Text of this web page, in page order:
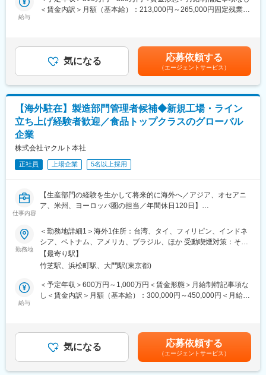
の分野で実用化を目指す技術の開発及び自社製品開発に取り組ん
■MIT発の独自技術を核にした高い技術力：
MITで生まれた「自己組織化ペプチド技術」を基盤とし、他社が簡
単に真似できない医療用バイオマテリアルを保有・独占的に活用
しています。高い生体適合性と安全性が評価されています。
■すでに実用化されているグローバル医療ビジネス：
止血材「ピュアスタット」などは、日本・欧州・米国で承認・販
売実績があり、研究段階に留まらず、世界の医療現場で使われて
いる製品を持つ点が大きな強みです。
現在の主力は外科・内視鏡領域ですが、同じ技術を使って組織再
生医療やドラッグデリバリー（DDS）にも応用可能なため、中長
期での事業拡張余地が大きい企業です。
変更の範囲：会社の定める業務
ない製品です。
■業務の特徴：
基本的にはルート営業がメインです。お客様に対して粘り強く向
の流れを学んでいただいた上で、狙いを持った開拓やシェアの拡
大などに取り組んでいただきます。
青森県「外」の事業所に限り、新規顧客開拓をおこなう場合があ
営業グループは食品・農薬関連、医療関連、研究所関連、化学工
が特徴です。
当社は、1953年に青森県弘前市で設立した化学関連の専門商社で
す。
私たちは、工業薬品や医療機器、研究開発用の試薬や消耗品な
ど、多岐にわたる製品を通じて、社会の「あたりまえ」を支えて
例えば、スマートフォンに使われる半導体の製造に必要な工業薬
品や、水道水を安全に飲めるための薬剤、病院で適切な診断を受
ラを支える各分野のプロフェッショナルであり、私たちもまた高
い専門性を求められます。
新人研修やOJT、社外研修を通じて専門性を高めるサポート体制
が整っており、困ったときには先輩や人事に相談できる環境で
給与
＜賃金内訳＞月額（基本給）：213,000円～265,000円固定残業手
給与補足＞※上記の年収帯は、賞与が満額支給の場合の金額となり
ますが、入社1年目は賞与満額ではございません。■昇給：年1回
（4月）■賞与：年2回（6月・12月）■期末手当：年1回（9
月）・・・業績好調時に限る賃金はあくまでも目安の金額であ
り、選考を通じて上下する可能性があります。月給(月額)は固定手
当を含めた表記です。
気になる 応募依頼する
（エージェントサービス）
【海外駐在】製造部門管理者候補◆新規工場・ライン
立ち上げ経験者歓迎／食品トップクラスのグローバル
企業
株式会社ヤクルト本社
正社員 上場企業 5名以上採用
仕事内容
【生産部門の経験を生かして将来的に海外へ／アジア、オセアニ
ア、米州、ヨーロッパ圏の担当／年間休日120日】
「ヤクルト」「ジョア」等を40の国へ1日平均約3,800万本の愛飲
される乳製品を提供している当社にて生産部門でのご経験を活か
した業務からスタートいただき、将来的にはマネジメントまでお
任せいたします。
・現地生産マネジメント
・現地スタッフの育成・技術指導(生産機器の整備・品質管理等)
・現場業務（生産機器の整備・品質管理等）※緊急時
■国際事業本部について：
30代～40代のメンバーが中心となり、約300名程度在籍していま
す。現在は海外赴任者（営業、管理、生産）が約200名ですが、
勤務地
＜勤務地詳細1＞海外1住所：台湾、タイ、フィリピン、インドネ
シア、ベトナム、アメリカ、ブラジル、ほか 受動喫煙対策：その
他（事業所により異なる）＜勤務地詳細2＞本店住所：東京都港区
海岸1-10-30 Waters 竹芝勤務地最寄駅：山手線／浜松町駅受動喫
県、茨城県、兵庫県、佐賀県 のいずれかに配属予定。受動喫煙
対策：屋内全面禁煙変更の範囲：会社の定める事業所
【最寄り駅】
竹芝駅、浜松町駅、大門駅(東京都)
給与
＜予定年収＞600万円～1,000万円＜賃金形態＞月給制特記事項な
し＜賃金内訳＞月額（基本給）：300,000円～450,000円＜月給＞
り、選考を通じて上下する可能性があります。月給(月額)は固定手
当を含めた表記です。
気になる 応募依頼する
（エージェントサービス）